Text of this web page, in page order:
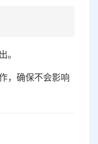
。
，确保不会影响